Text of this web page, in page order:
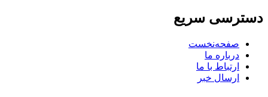
سریع
صفحه‌نخست
درباره ما
ارتباط با ما
ارسال خبر